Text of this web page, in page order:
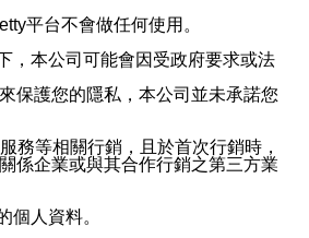
平台不會做任何使用。
，本公司可能會因受政府要求或法
保護您的隱私，本公司並未承諾您
務等相關行銷，且於首次行銷時，
係企業或與其合作行銷之第三方業
人資料。